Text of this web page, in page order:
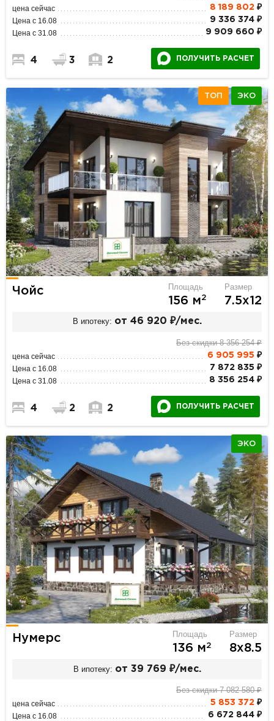
цена сейчас 8 189 802 ₽
Цена с 16.08 9 336 374 ₽
Цена с 31.08 9 909 660 ₽
4 3 2 ПОЛУЧИТЬ РАСЧЕТ
ТОП ЭКО
Чойс Площадь
156 м2
Размер
7.5х12
В ипотеку: от 46 920 ₽/мес.
Без скидки 8 356 254 ₽
цена сейчас 6 905 995 ₽
Цена с 16.08 7 872 835 ₽
Цена с 31.08 8 356 254 ₽
4 2 2 ПОЛУЧИТЬ РАСЧЕТ
ЭКО
Нумерс Площадь
136 м2
Размер
8х8.5
В ипотеку: от 39 769 ₽/мес.
Без скидки 7 082 580 ₽
цена сейчас 5 853 372 ₽
Цена с 16.08 6 672 844 ₽